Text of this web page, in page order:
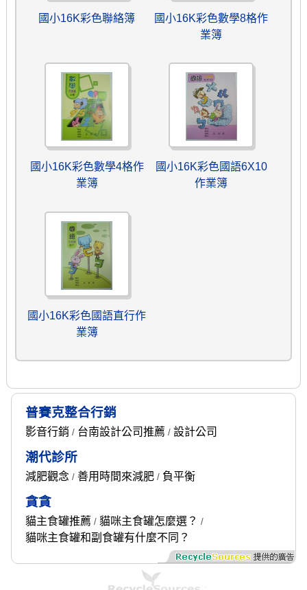
國小16K彩色聯絡簿
國小16K彩色數學8格作
業簿
國小16K彩色數學4格作
業簿
國小16K彩色國語6X10
作業簿
國小16K彩色國語直行作
業簿
普賽克整合行銷
影音行銷 / 台南設計公司推薦 / 設計公司
潮代診所
減肥觀念 / 善用時間來減肥/ 負平衡
貪貪
貓主食罐推薦 / 貓咪主食罐怎麼選？ /
貓咪主食罐和副食罐有什麼不同？